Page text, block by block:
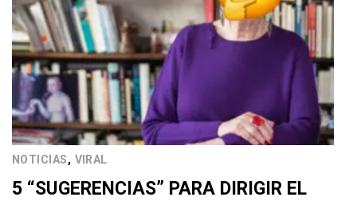
NOTICIAS, VIRAL
5 “SUGERENCIAS” PARA DIRIGIR EL